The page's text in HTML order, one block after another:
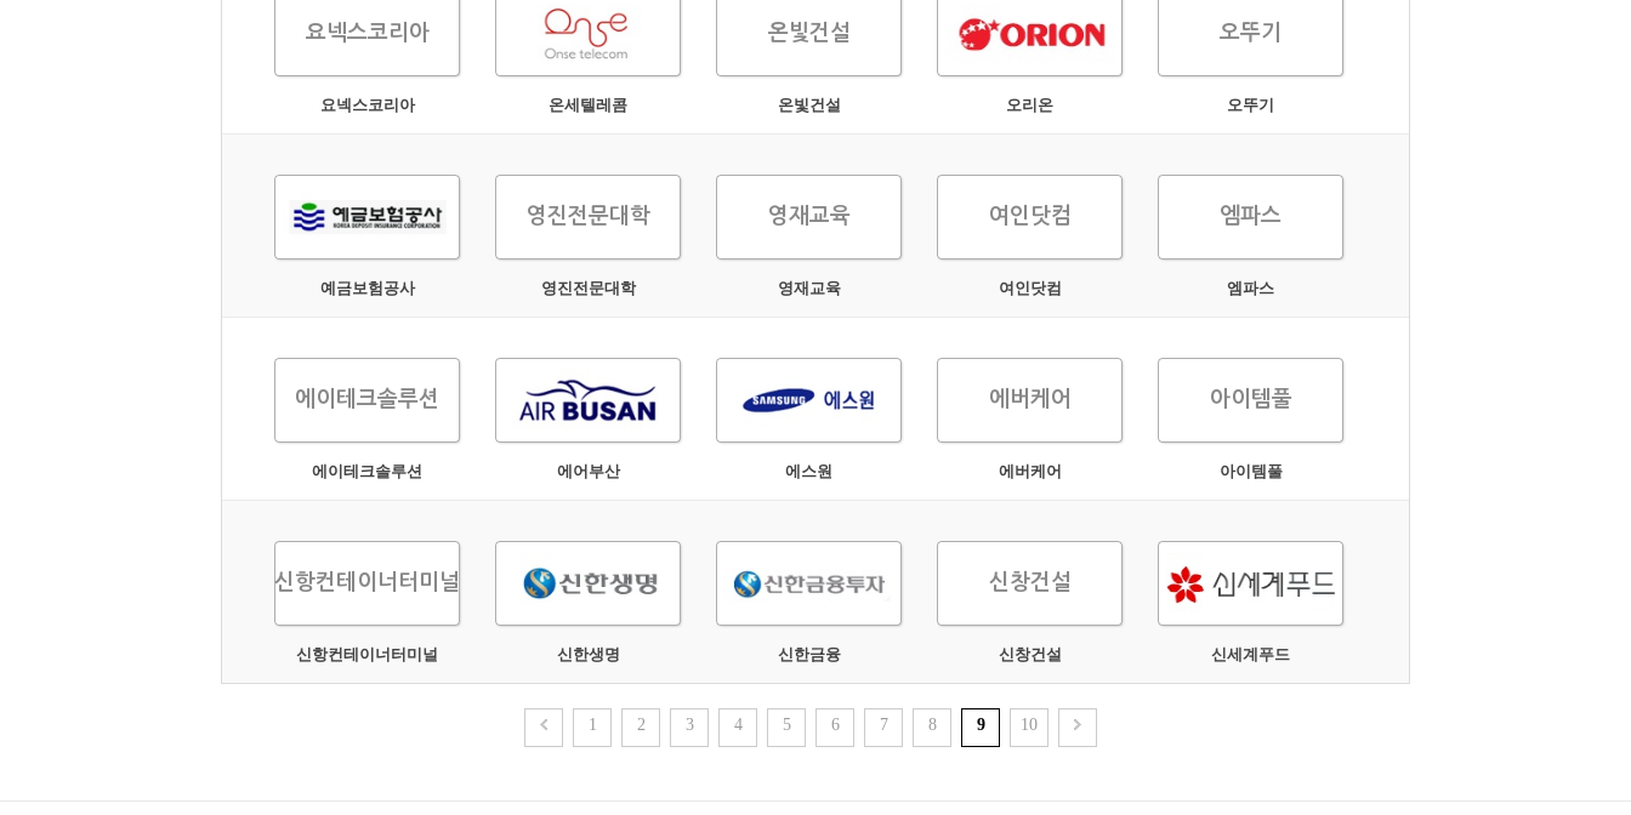
요넥스코리아
요넥스코리아 온세텔레콤
온빛건설
온빛건설 오리온
오뚜기
오뚜기
예금보험공사
영진전문대학
영진전문대학
영재교육
영재교육
여인닷컴
여인닷컴
엠파스
엠파스
에이테크솔루션
에이테크솔루션 에어부산 에스원
에버케어
에버케어
아이템풀
아이템풀
신항컨테이너터미널
신항컨테이너터미널 신한생명 신한금융
신창건설
신창건설 신세계푸드
1 2 3 4 5 6 7 8 9 10